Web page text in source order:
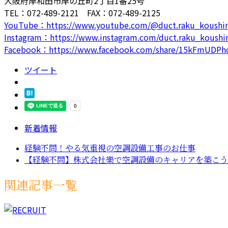
TEL：072-489-2121 FAX：072-489-2125
YouTube：https://www.youtube.com/
Instagram：https://www.instagram.com/
Facebook：https://www.facebook.com/share/
ツイート
新着情報
経験不問！やる気重視の空調設備工事のお仕事
【経験不問】株式会社樂で空調設備のキャリアを築こう
関連記事一覧